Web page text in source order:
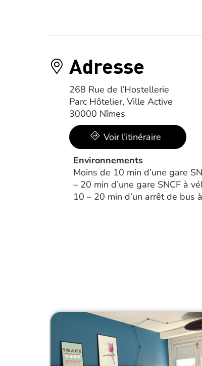
Adresse
268 Rue de l’Hostellerie
Parc Hôtelier, Ville Active
30000 Nîmes
Voir l’itinéraire
Environnements
Moins de 10 min d’une gare
– 20 min d’une gare SNCF à
10 – 20 min d’un arrêt de bus